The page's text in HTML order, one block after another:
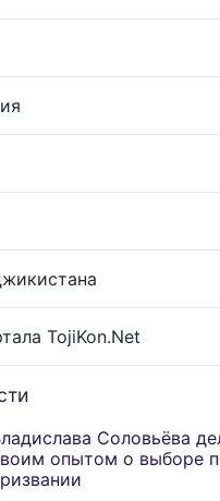
TojiKon.Net
Соловьёва
опытом о выборе